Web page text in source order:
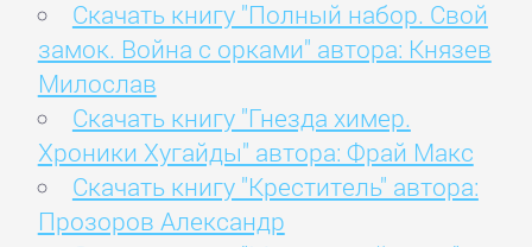
Скачать книгу "Полный набор. Свой
замок. Война с орками" автора: Князев
Милослав
Скачать книгу "Гнезда химер.
Хроники Хугайды" автора: Фрай Макс
Скачать книгу "Креститель" автора:
Прозоров Александр